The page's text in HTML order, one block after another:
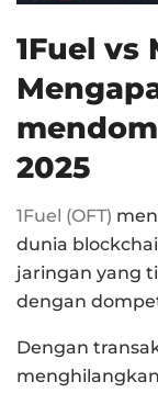
1Fuel vs
2025
1Fuel (OFT)
dunia
jaringan yang
dengan
Dengan